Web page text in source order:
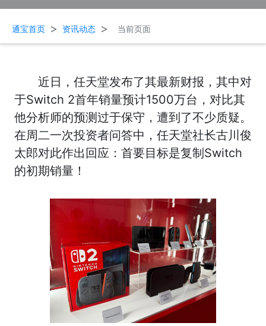
通宝首页 > 资讯动态 > 当前页面
近日，任天堂发布了其最新财报，其中对
于Switch 2首年销量预计1500万台，对比其
他分析师的预测过于保守，遭到了不少质疑。
在周二一次投资者问答中，任天堂社长古川俊
太郎对此作出回应：首要目标是复制Switch
的初期销量！